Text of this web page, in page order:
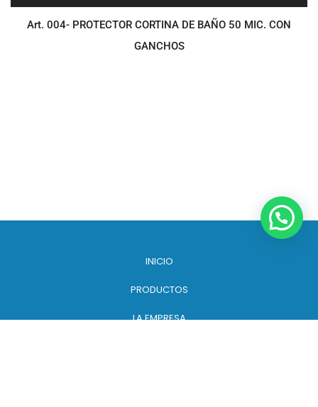
Art. 004- PROTECTOR CORTINA DE BAÑO 50 MIC. CON
GANCHOS
INICIO
PRODUCTOS
LA EMPRESA